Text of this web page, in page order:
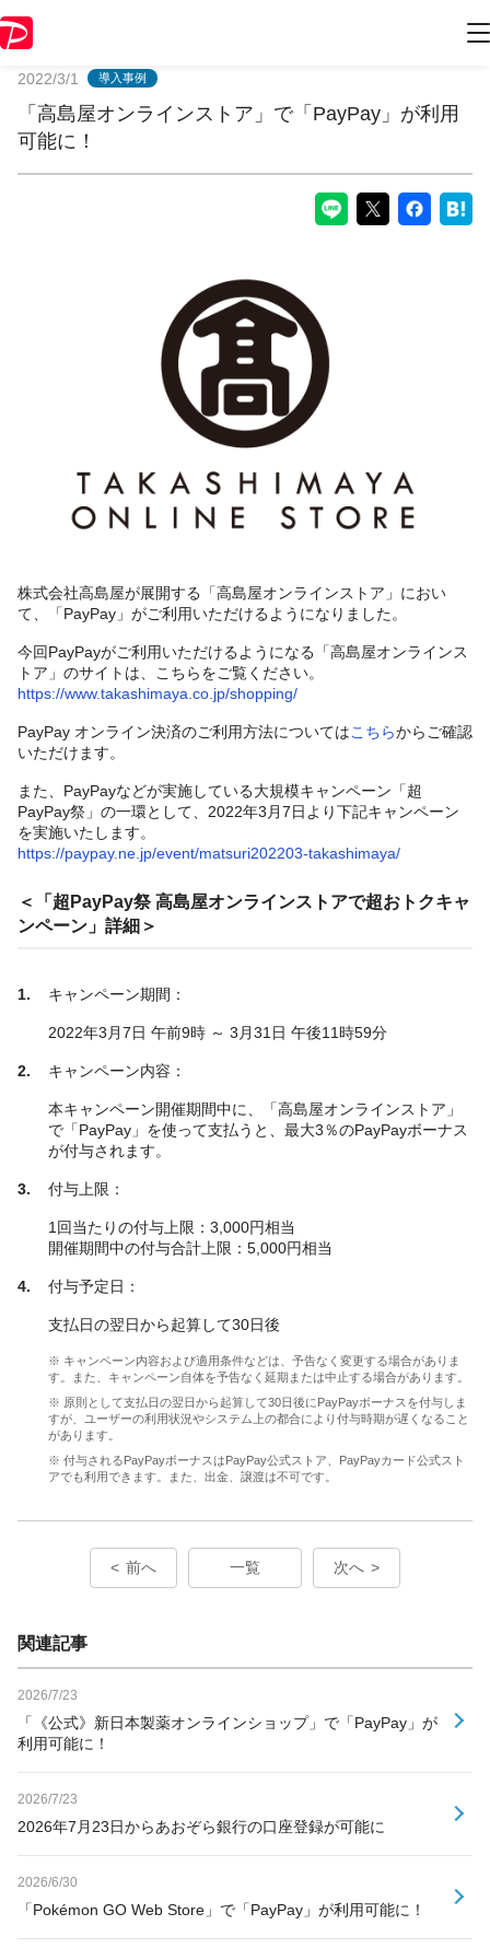
2022/3/1 導入事例
「高島屋オンラインストア」で「PayPay」が利用
可能に！
株式会社高島屋が展開する「高島屋オンラインストア」におい
て、「PayPay」がご利用いただけるようになりました。
今回PayPayがご利用いただけるようになる「高島屋オンラインス
トア」のサイトは、こちらをご覧ください。
https://www.takashimaya.co.jp/shopping/
PayPay オンライン決済のご利用方法についてはこちらからご確認
いただけます。
また、PayPayなどが実施している大規模キャンペーン「超
PayPay祭」の一環として、2022年3月7日より下記キャンペーン
を実施いたします。
https://paypay.ne.jp/event/matsuri202203-takashimaya/
＜「超PayPay祭 高島屋オンラインストアで超おトクキャ
ンペーン」詳細＞
キャンペーン期間：
2022年3月7日 午前9時 ～ 3月31日 午後11時59分
キャンペーン内容：
本キャンペーン開催期間中に、「高島屋オンラインストア」
で「PayPay」を使って支払うと、最大3％のPayPayボーナス
が付与されます。
付与上限：
1回当たりの付与上限：3,000円相当
開催期間中の付与合計上限：5,000円相当
付与予定日：
支払日の翌日から起算して30日後
※ キャンペーン内容および適用条件などは、予告なく変更する場合がありま
す。また、キャンペーン自体を予告なく延期または中止する場合があります。
※ 原則として支払日の翌日から起算して30日後にPayPayボーナスを付与しま
すが、ユーザーの利用状況やシステム上の都合により付与時期が遅くなること
があります。
※ 付与されるPayPayボーナスはPayPay公式ストア、PayPayカード公式スト
アでも利用できます。また、出金、譲渡は不可です。
前へ 一覧 次へ
関連記事
2026/7/23
「《公式》新日本製薬オンラインショップ」で「PayPay」が
利用可能に！
2026/7/23
2026年7月23日からあおぞら銀行の口座登録が可能に
2026/6/30
「Pokémon GO Web Store」で「PayPay」が利用可能に！